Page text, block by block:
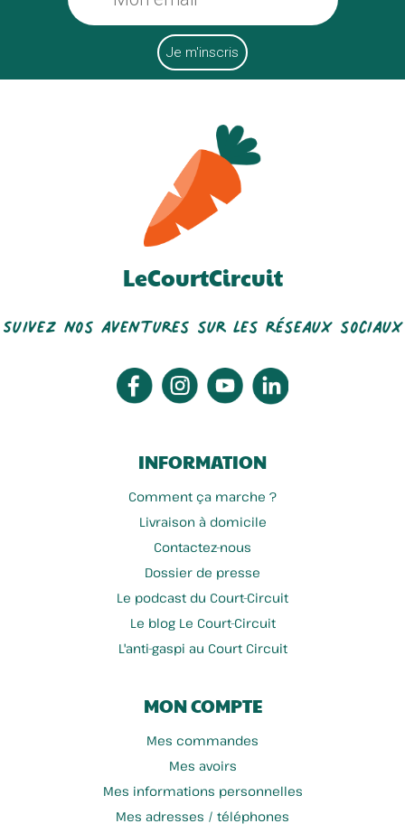
LeCourtCircuit
Suivez nos aventures sur les réseaux sociaux
INFORMATION
Comment ça marche ?
Livraison à domicile
Contactez-nous
Dossier de presse
Le podcast du Court-Circuit
Le blog Le Court-Circuit
L'anti-gaspi au Court Circuit
MON COMPTE
Mes commandes
Mes avoirs
Mes informations personnelles
Mes adresses / téléphones